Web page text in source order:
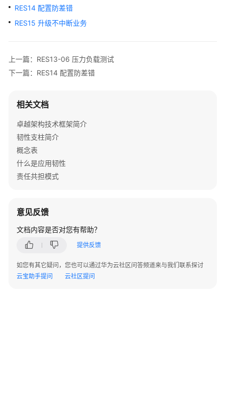
卓
架
术
框
介
韧
性
支
柱
柱
简
基
本
RES14 配置防差错
RES15 升级不中断业务
上一篇：RES13-06 压力负载测试
下一篇：RES14 配置防差错
相关文档
卓越架构技术框架简介
韧性支柱简介
概念表
什么是应用韧性
责任共担模式
意见反馈
文档内容是否对您有帮助？
提供反馈
如您有其它疑问，您也可以通过华为云社区问答频道来与我们联系探讨
云宝助手提问
云社区提问